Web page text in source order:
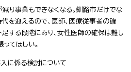
り事業もできなくなる。釧路市だけでな
代を迎えるので、医師、医療従事者の確
足する段階にあり、女性医師の確保は難し
てほしい。
入に係る検討について